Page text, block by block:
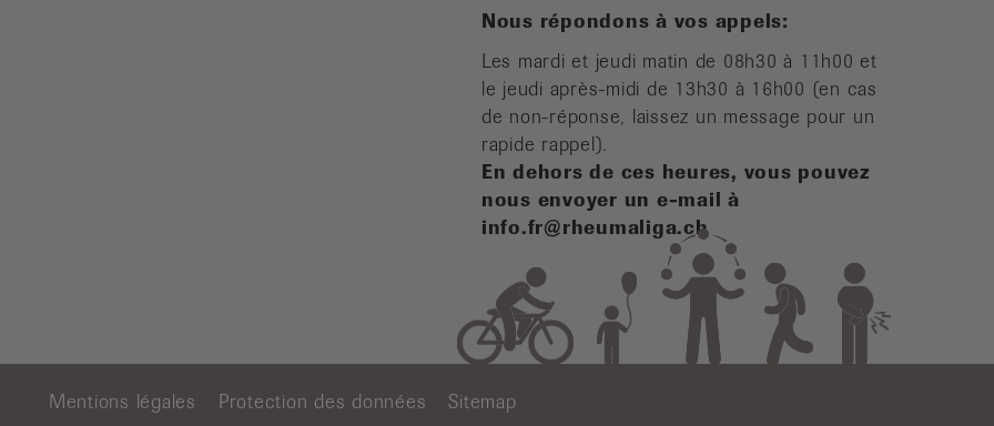
Nous répondons à vos appels:
Les mardi et jeudi matin de 08h30 à 11h00 et
le jeudi après-midi de 13h30 à 16h00 (en cas
de non-réponse, laissez un message pour un
rapide rappel).
En dehors de ces heures, vous pouvez
nous envoyer un e-mail à
info.fr@rheumaliga.ch
Mentions légales Protection des données Sitemap